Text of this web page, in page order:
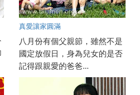
真愛讓家圓滿
八月份有個父親節，雖然不是
國定放假日，身為兒女的是否
記得跟親愛的爸爸...